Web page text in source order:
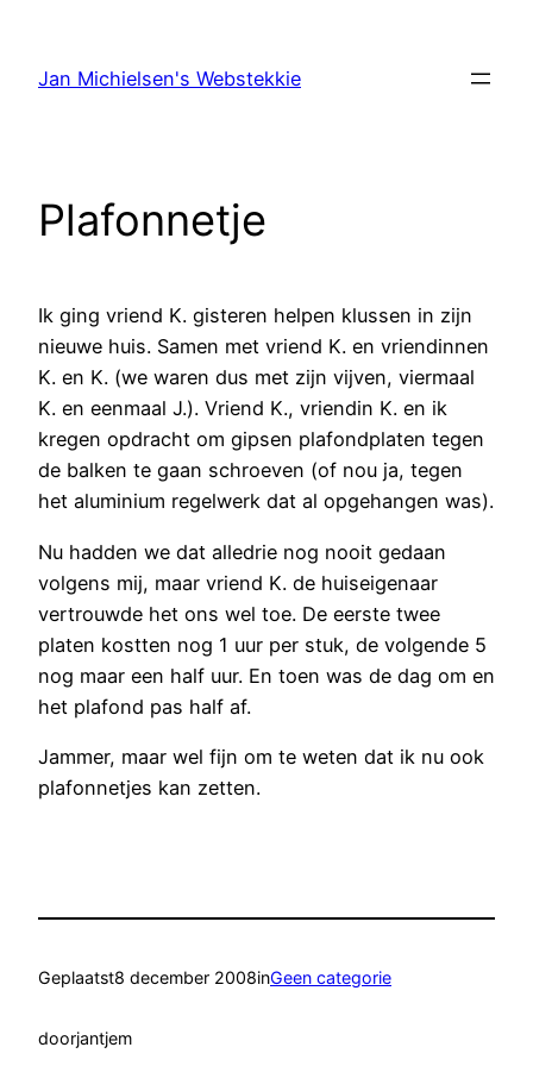
Jan Michielsen's Webstekkie
Plafonnetje
Ik ging vriend K. gisteren helpen klussen in zijn
nieuwe huis. Samen met vriend K. en vriendinnen
K. en K. (we waren dus met zijn vijven, viermaal
K. en eenmaal J.). Vriend K., vriendin K. en ik
kregen opdracht om gipsen plafondplaten tegen
de balken te gaan schroeven (of nou ja, tegen
het aluminium regelwerk dat al opgehangen was).
Nu hadden we dat alledrie nog nooit gedaan
volgens mij, maar vriend K. de huiseigenaar
vertrouwde het ons wel toe. De eerste twee
platen kostten nog 1 uur per stuk, de volgende 5
nog maar een half uur. En toen was de dag om en
het plafond pas half af.
Jammer, maar wel fijn om te weten dat ik nu ook
plafonnetjes kan zetten.
Geplaatst8 december 2008inGeen categorie
doorjantjem